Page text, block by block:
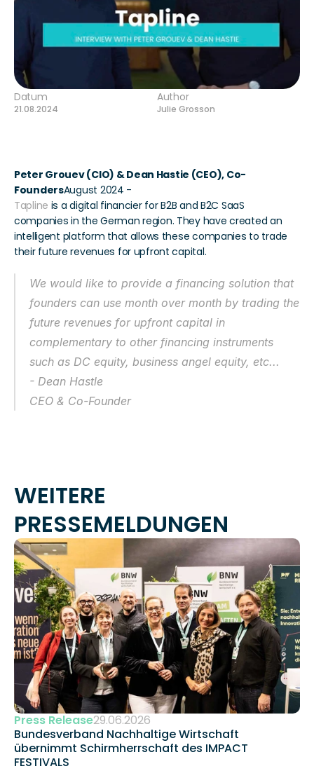
Datum
21.08.2024
Author
Julie Grosson
Peter Grouev (CIO) & Dean Hastie (CEO), Co-
FoundersAugust 2024 -
Tapline is a digital financier for B2B and B2C SaaS
companies in the German region. They have created an
intelligent platform that allows these companies to trade
their future revenues for upfront capital.
We would like to provide a financing solution that
founders can use month over month by trading the
future revenues for upfront capital in
complementary to other financing instruments
such as DC equity, business angel equity, etc...
- Dean Hastle
CEO & Co-Founder
WEITERE
PRESSEMELDUNGEN
Press Release29.06.2026
Bundesverband Nachhaltige Wirtschaft
übernimmt Schirmherrschaft des IMPACT
FESTIVALS